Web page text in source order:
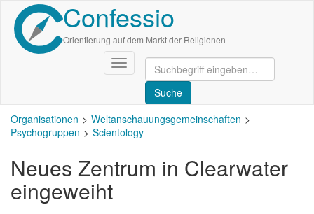
Direkt
zum
Inhalt
Confessio
Orientierung auf dem Markt der Religionen
Navigation
aktivieren/deaktivieren
Organisationen
Weltanschauungsgemeinschaften
Psychogruppen
Scientology
Neues Zentrum in Clearwater
eingeweiht